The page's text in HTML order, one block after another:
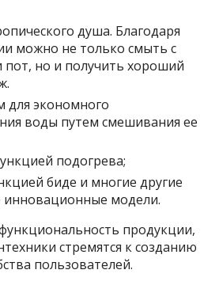
душа. Благодаря
можно не только смыть с
пот, но и получить хороший
для экономного
воды путем смешивания ее
подогрева;
биде и многие другие
инновационные модели.
продукции,
стремятся к созданию
пользователей.